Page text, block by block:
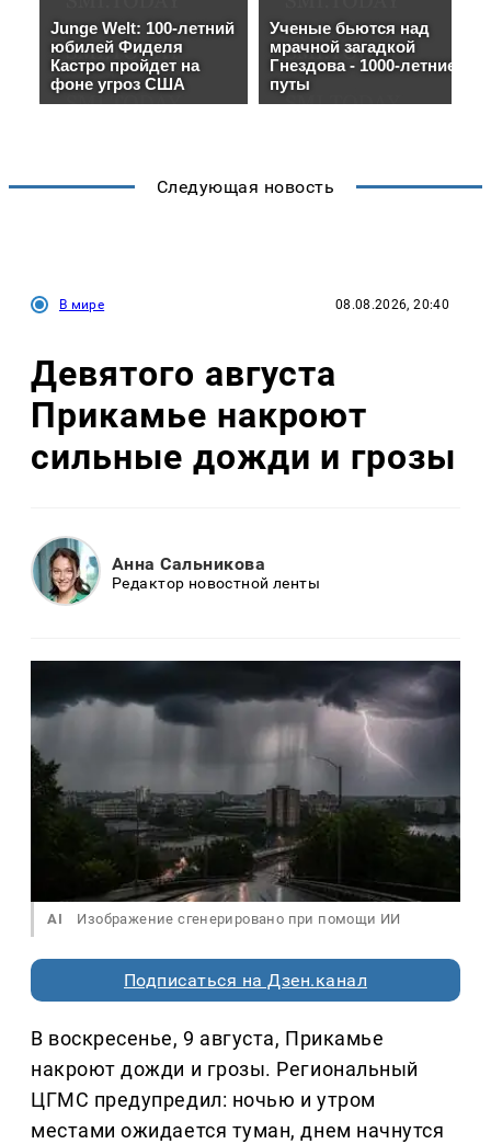
Следующая новость
В мире 08.08.2026, 20:40
Девятого августа
Прикамье накроют
сильные дожди и грозы
Анна Сальникова
Редактор новостной ленты
AI Изображение сгенерировано при помощи ИИ
Подписаться на Дзен.канал
В воскресенье, 9 августа, Прикамье
накроют дожди и грозы. Региональный
ЦГМС предупредил: ночью и утром
местами ожидается туман, днем начнутся